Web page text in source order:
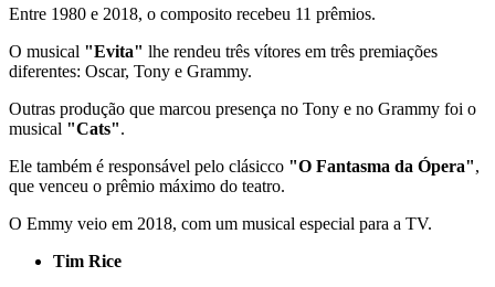
Entre 1980 e 2018, o composito recebeu 11 prêmios.
O musical "Evita" lhe rendeu três vítores em três premiações
diferentes: Oscar, Tony e Grammy.
Outras produção que marcou presença no Tony e no Grammy foi o
musical "Cats".
Ele também é responsável pelo clásicco "O Fantasma da Ópera",
que venceu o prêmio máximo do teatro.
O Emmy veio em 2018, com um musical especial para a TV.
Tim Rice